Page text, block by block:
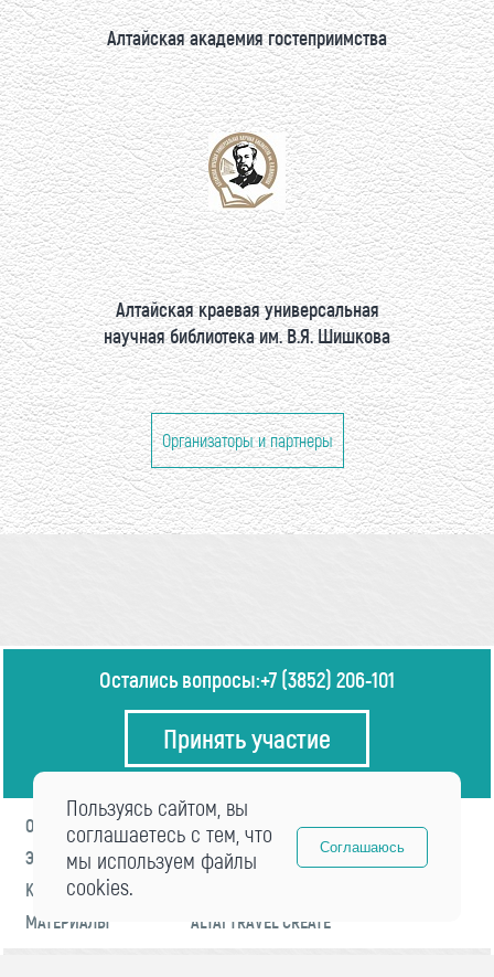
Алтайская академия гостеприимства
Алтайская краевая универсальная
научная библиотека им. В.Я. Шишкова
Организаторы и партнеры
Остались вопросы:+7 (3852) 206-101
Принять участие
О ФОРУМЕ
ПРОГРАММА
ЭКСПЕРТЫ
НОВОСТИ
КОНТАКТЫ
МАТЕРИАЛЫ
ALTAI TRAVEL CREATE
Пользуясь сайтом, вы
соглашаетесь с тем, что
мы используем файлы
cookies.
Соглашаюсь